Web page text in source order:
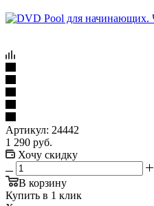
Артикул: 24442
1 290 руб.
Хочу скидку
В корзину
Купить в 1 клик